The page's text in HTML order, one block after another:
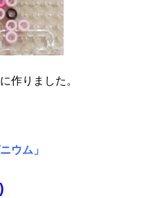
作りました。
ウム」